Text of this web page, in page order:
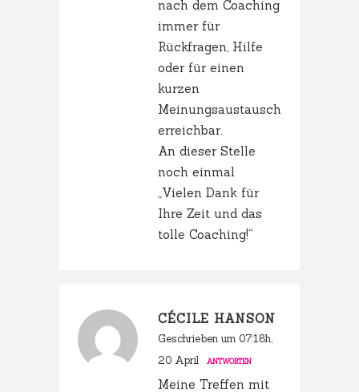
nach dem Coaching
immer für
Rückfragen, Hilfe
oder für einen
kurzen
Meinungsaustausch
erreichbar.
An dieser Stelle
noch einmal
„Vielen Dank für
Ihre Zeit und das
tolle Coaching!“
CÉCILE HANSON
Geschrieben um 07:18h,
20 April
ANTWORTEN
Meine Treffen mit